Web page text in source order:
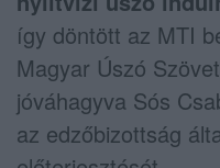
így döntött az MTI
Magyar Úszó
jóváhagyva Sós
az edzőbizottság